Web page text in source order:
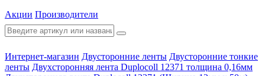
Акции Производители
Интернет-магазин Двусторонние ленты Двусторонние тонкие
ленты Двухсторонняя лента Duplocoll 12371 толщина 0,16мм